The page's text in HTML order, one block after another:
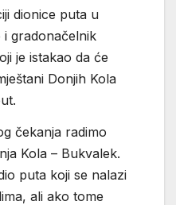
dionice puta u
i gradonačelnik
je istakao da će
Donjih Kola
čekanja radimo
Kola – Bukvalek.
puta koji se nalazi
ali ako tome